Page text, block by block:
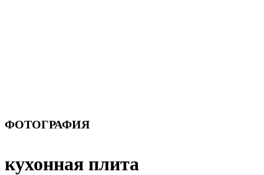
ФОТОГРАФИЯ
кухонная плита